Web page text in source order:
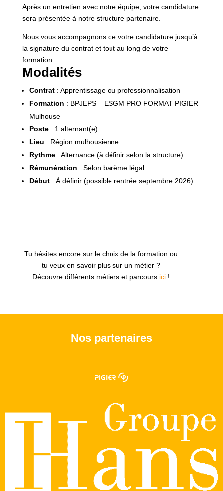
Après un entretien avec notre équipe, votre candidature
sera présentée à notre structure partenaire.
Nous vous accompagnons de votre candidature jusqu’à
la signature du contrat et tout au long de votre
formation.
Modalités
Contrat: Apprentissage ou professionnalisation
Formation : BPJEPS – ESGM PRO FORMAT PIGIER
Mulhouse
Poste: 1 alternant(e)
Lieu : Région mulhousienne
Rythme: Alternance (à définir selon la structure)
Rémunération : Selon barème légal
Début: À définir (possible rentrée septembre 2026)
Tu hésites encore sur le choix de la formation ou
tu veux en savoir plus sur un métier ?
Découvre différents métiers et parcours ici!
Nos partenaires